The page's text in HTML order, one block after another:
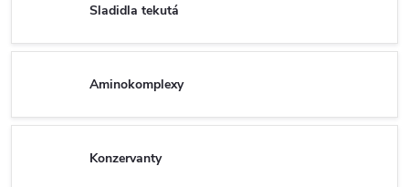
Sladidla tekutá
Aminokomplexy
Konzervanty